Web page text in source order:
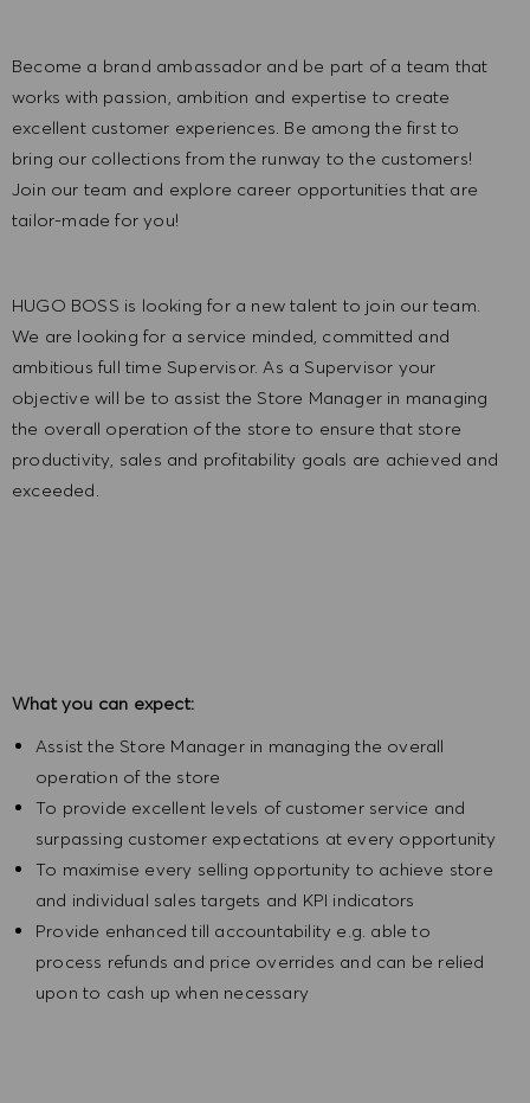
Become a brand ambassador and be part of a team that
works with passion, ambition and expertise to create
excellent customer experiences. Be among the first to
bring our collections from the runway to the customers!
Join our team and explore career opportunities that are
tailor-made for you!
HUGO BOSS is looking for a new talent to join our team.
We are looking for a service minded, committed and
ambitious full time Supervisor. As a Supervisor your
objective will be to assist the Store Manager in managing
the overall operation of the store to ensure that store
productivity, sales and profitability goals are achieved and
exceeded.
What you can expect:
Assist the Store Manager in managing the overall
operation of the store
To provide excellent levels of customer service and
surpassing customer expectations at every opportunity
To maximise every selling opportunity to achieve store
and individual sales targets and KPI indicators
Provide enhanced till accountability e.g. able to
process refunds and price overrides and can be relied
upon to cash up when necessary